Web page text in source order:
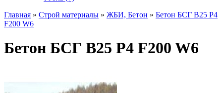
Главная » Строй материалы » ЖБИ, Бетон » Бетон БСГ В25 Р4
F200 W6
Бетон БСГ В25 Р4 F200 W6